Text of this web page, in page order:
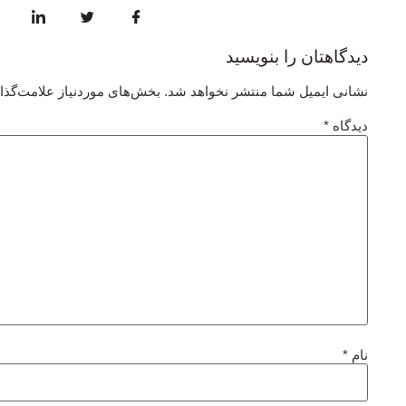
دیدگاهتان را بنویسید
نشانی ایمیل شما منتشر نخواهد شد. بخش‌های موردنیاز
دیدگاه *
نام *